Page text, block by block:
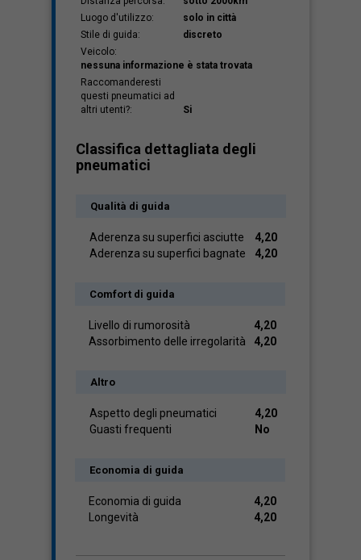
Luogo d'utilizzo:
solo in città
Stile di guida:
discreto
Veicolo:
nessuna informazione è stata trovata
Raccomanderesti
questi pneumatici ad
altri utenti?:
Si
Classifica dettagliata degli
pneumatici
Qualità di guida
Aderenza su superfici asciutte
4,20
Aderenza su superfici bagnate
4,20
Comfort di guida
Livello di rumorosità
4,20
Assorbimento delle irregolarità
4,20
Altro
Aspetto degli pneumatici
4,20
Guasti frequenti
No
Economia di guida
Economia di guida
4,20
Longevità
4,20